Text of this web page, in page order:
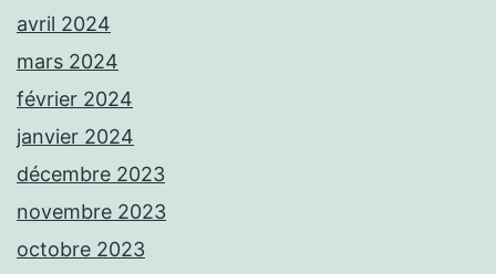
avril 2024
mars 2024
février 2024
janvier 2024
décembre 2023
novembre 2023
octobre 2023